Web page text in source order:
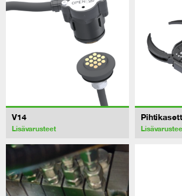
V14
Lisävarusteet